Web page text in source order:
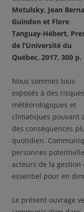
Motulsky, Jean
Guindon et Flore
Tanguay-Hébert,
de l’Université du
Québec, 2017, 300 p.
Nous sommes tous
exposés à des risques
météorologiques et
climatiques pouvant
des conséquences
quotidien.
personnes
acteurs de la
essentiel pour en
Le présent ouvrage